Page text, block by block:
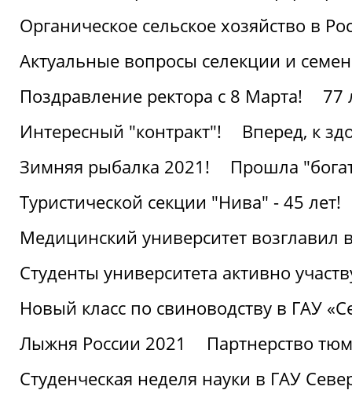
Органическое сельское хозяйство в
Актуальные вопросы селекции и
Поздравление ректора с 8 Марта!
77
Интересный "контракт"!
Вперед, к
Зимняя рыбалка 2021!
Прошла
Туристической секции "Нива" - 45 лет!
Медицинский университет возглавил
Студенты университета активно
Новый класс по свиноводству в ГАУ
Лыжня России 2021
Партнерство
Студенческая неделя науки в ГАУ